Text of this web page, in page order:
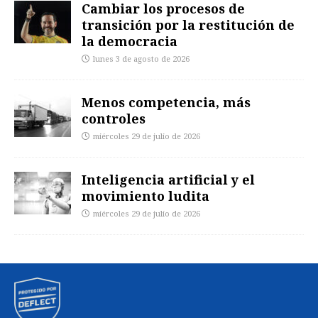
Cambiar los procesos de
transición por la restitución de
la democracia
lunes 3 de agosto de 2026
Menos competencia, más
controles
miércoles 29 de julio de 2026
Inteligencia artificial y el
movimiento ludita
miércoles 29 de julio de 2026